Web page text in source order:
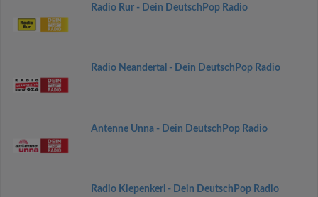
Radio Rur - Dein DeutschPop Radio
Radio Neandertal - Dein DeutschPop Radio
Antenne Unna - Dein DeutschPop Radio
Radio Kiepenkerl - Dein DeutschPop Radio